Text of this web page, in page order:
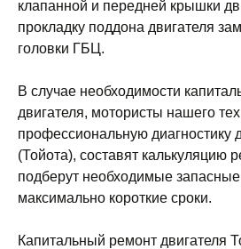
клапанной и передней крышки
прокладку поддона двигателя
головки ГБЦ.
В случае необходимости
двигателя, мотористы нашего
профессиональную диагностику
(Тойота), составят калькуляцию
подберут необходимые запасные
максимально короткие сроки.
Капитальный ремонт двигателя